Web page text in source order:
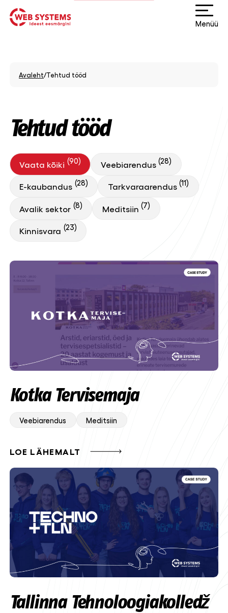
Menüü
Avaleht/Tehtud tööd
Tehtud tööd
Vaata kõiki (90) Veebiarendus (28)
E-kaubandus (28) Tarkvaraarendus (11)
Avalik sektor (8) Meditsiin (7)
Kinnisvara (23)
Kotka Tervisemaja
Veebiarendus Meditsiin
LOE LÄHEMALT
Tallinna Tehnoloogiakolledž